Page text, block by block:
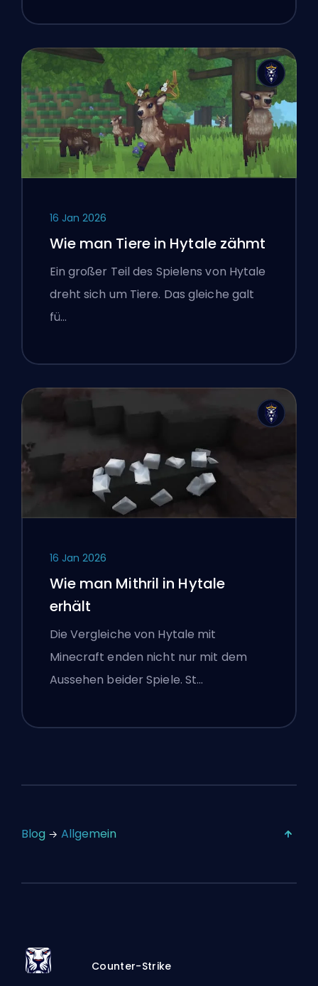
16 Jan 2026
Wie man Tiere in Hytale zähmt
Ein großer Teil des Spielens von Hytale
dreht sich um Tiere. Das gleiche galt
fü…
16 Jan 2026
Wie man Mithril in Hytale
erhält
Die Vergleiche von Hytale mit
Minecraft enden nicht nur mit dem
Aussehen beider Spiele. St…
Blog Allgemein
Counter-Strike